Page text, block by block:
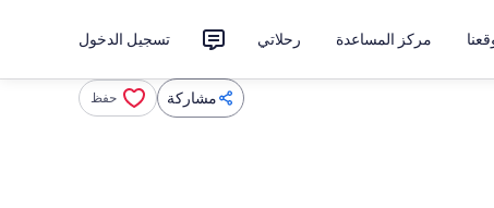
مركز المساعدة رحلاتي تسجيل الدخول
مشاركة حفظ